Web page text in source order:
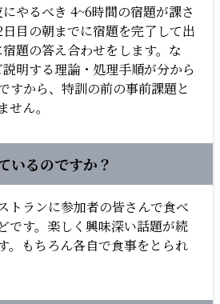
やるべき 4~6時間の宿題が課さ
目の朝までに宿題を完了して出
題の答え合わせをします。な
明する理論・処理手順が分から
すから、特訓の前の事前課題と
せん。
いるのですか？
トランに参加者の皆さんで食べ
です。楽しく興味深い話題が続
。もちろん各自で食事をとられ